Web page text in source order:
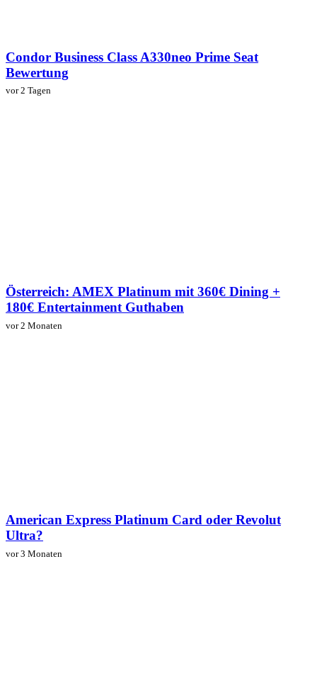
Condor Business Class A330neo Prime Seat
Bewertung
vor 2 Tagen
Österreich: AMEX Platinum mit 360€ Dining +
180€ Entertainment Guthaben
vor 2 Monaten
American Express Platinum Card oder Revolut
Ultra?
vor 3 Monaten